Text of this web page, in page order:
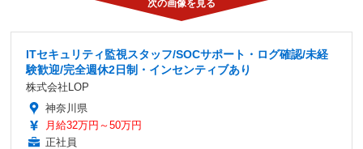
ITセキュリティ監視スタッフ/SOCサポート・ログ確認/未経
験歓迎/完全週休2日制・インセンティブあり
株式会社LOP
神奈川県
月給32万円～50万円
正社員